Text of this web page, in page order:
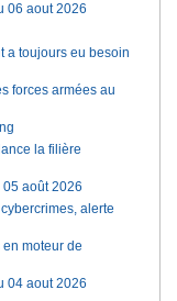
06 aout 2026
a toujours eu besoin
forces armées au
la filière
août 2026
alerte
moteur de
04 aout 2026